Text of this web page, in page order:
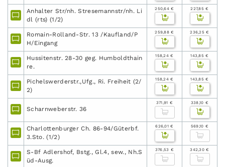
Anhalter Str/nh. Stresemannstr/nh. Li
dl (rts) (1/2)
250,64 € 227,85 €
Romain-Rolland-Str. 13 /Kaufland/P
H/Eingang
259,88 € 236,25 €
Hussitenstr. 28-30 geg. Humboldthain
re.
158,24 € 143,85 €
Pichelswerderstr.,Ufg., Ri. Freiheit (2/
2)
158,24 € 143,85 €
Scharnweberstr. 36
371,91 € 338,10 €
Charlottenburger Ch. 86-94/Güterbf.
3.Sto. (1/2)
626,01 € 569,10 €
S-Bf Adlershof, Bstg., Gl.4, sew., Nh.S
üd-Ausg.
376,53 € 342,30 €